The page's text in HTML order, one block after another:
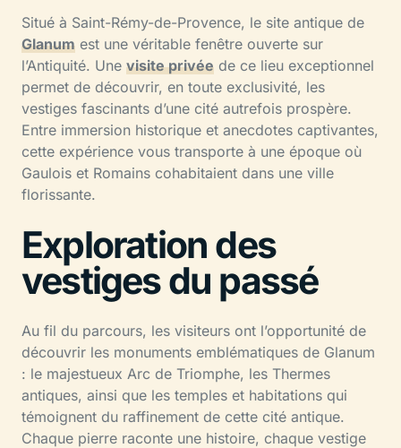
Situé à Saint-Rémy-de-Provence, le site antique de
Glanum est une véritable fenêtre ouverte sur
l’Antiquité. Une visite privée de ce lieu exceptionnel
permet de découvrir, en toute exclusivité, les
vestiges fascinants d’une cité autrefois prospère.
Entre immersion historique et anecdotes captivantes,
cette expérience vous transporte à une époque où
Gaulois et Romains cohabitaient dans une ville
florissante.
Exploration des
vestiges du passé
Au fil du parcours, les visiteurs ont l’opportunité de
découvrir les monuments emblématiques de Glanum
: le majestueux Arc de Triomphe, les Thermes
antiques, ainsi que les temples et habitations qui
témoignent du raffinement de cette cité antique.
Chaque pierre raconte une histoire, chaque vestige